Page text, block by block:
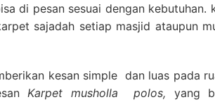
di pesan sesuai dengan kebutuhan.
sajadah setiap masjid ataupun
kesan simple dan luas pada
Karpet musholla polos, yang